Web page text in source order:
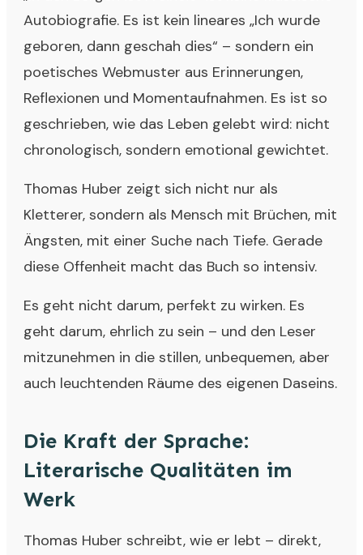
Autobiografie. Es ist kein lineares „Ich wurde
geboren, dann geschah dies“ – sondern ein
poetisches Webmuster aus Erinnerungen,
Reflexionen und Momentaufnahmen. Es ist so
geschrieben, wie das Leben gelebt wird: nicht
chronologisch, sondern emotional gewichtet.
Thomas Huber zeigt sich nicht nur als
Kletterer, sondern als Mensch mit Brüchen, mit
Ängsten, mit einer Suche nach Tiefe. Gerade
diese Offenheit macht das Buch so intensiv.
Es geht nicht darum, perfekt zu wirken. Es
geht darum, ehrlich zu sein – und den Leser
mitzunehmen in die stillen, unbequemen, aber
auch leuchtenden Räume des eigenen Daseins.
Die Kraft der Sprache:
Literarische Qualitäten im
Werk
Thomas Huber schreibt, wie er lebt – direkt,